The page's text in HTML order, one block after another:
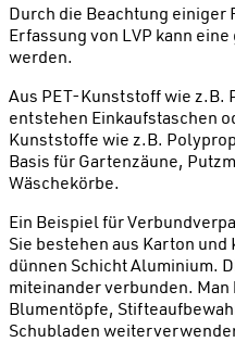
Durch die Beachtung einiger
Erfassung von LVP kann
werden.
Aus PET-Kunststoff wie
entstehen Einkaufstaschen
Kunststoffe wie z.B.
Basis für Gartenzäune,
Wäschekörbe.
Ein Beispiel für
Sie bestehen aus Karton
dünnen Schicht Aluminium.
miteinander verbunden. Man
Blumentöpfe,
Schubladen